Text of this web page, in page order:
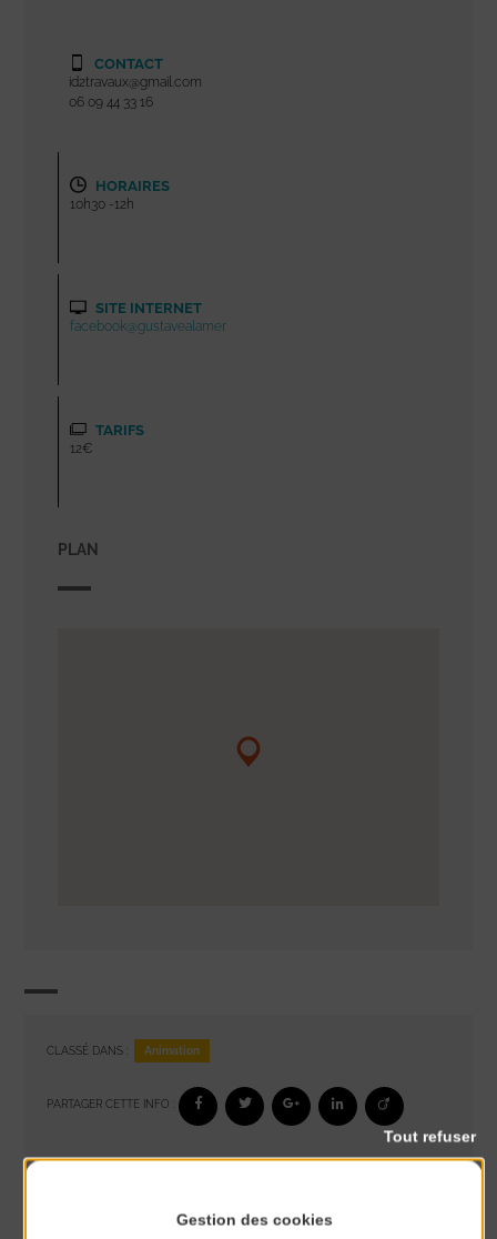
CONTACT
id2travaux@gmail.com
06 09 44 33 16
HORAIRES
10h30 -12h
SITE INTERNET
facebook@gustavealamer
TARIFS
12€
PLAN
CLASSÉ DANS : Animation
PARTAGER CETTE INFO :
Gestion des cookies
Tout refuser